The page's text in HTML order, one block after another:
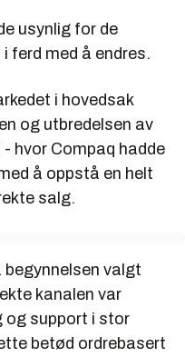
usynlig for de
ferd med å endres.
i hovedsak
og utbredelsen av
hvor Compaq hadde
å oppstå en helt
salg.
begynnelsen valgt
kanalen var
og support i stor
betød ordrebasert